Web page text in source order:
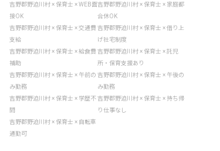
吉野郡野迫川村 × 保育士 × WEB面
接OK
吉野郡野迫川村 × 保育士 × 家庭都
合休OK
吉野郡野迫川村 × 保育士 × 交通費
支給
吉野郡野迫川村 × 保育士 × 借り上
げ社宅制度
吉野郡野迫川村 × 保育士 × 給食費
補助
吉野郡野迫川村 × 保育士 × 託児
所・保育支援あり
吉野郡野迫川村 × 保育士 × 午前の
み勤務
吉野郡野迫川村 × 保育士 × 午後の
み勤務
吉野郡野迫川村 × 保育士 × 学歴不
問
吉野郡野迫川村 × 保育士 × 持ち帰
り仕事なし
吉野郡野迫川村 × 保育士 × 自転車
通勤可